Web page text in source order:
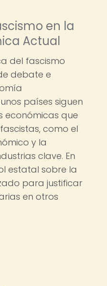
en la
Actual
del fascismo
debate e
países siguen
que
como el
y la
clave. En
estatal sobre la
para justificar
en otros